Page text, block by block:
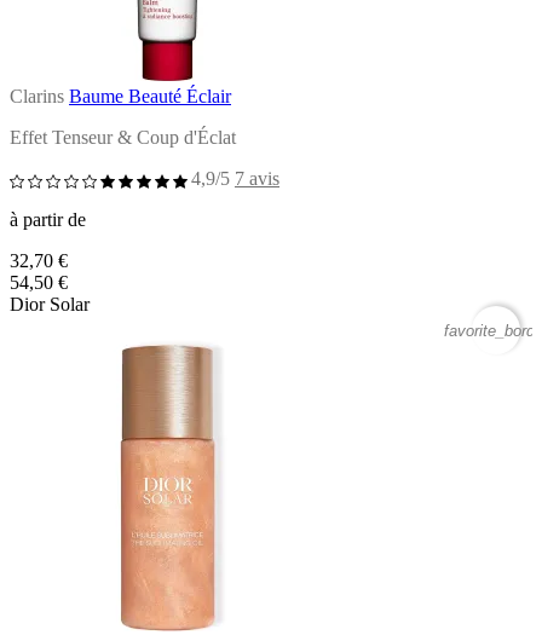
Clarins Baume Beauté Éclair
Effet Tenseur & Coup d'Éclat
4,9/5 7 avis
à partir de
32,70 €
54,50 €
Dior Solar